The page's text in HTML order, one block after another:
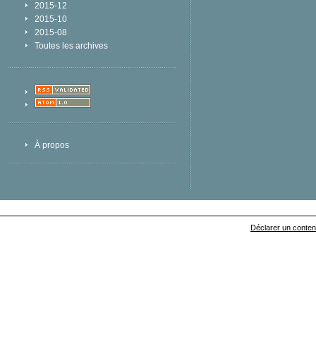
2015-12
2015-10
2015-08
Toutes les archives
À propos
Déclarer un